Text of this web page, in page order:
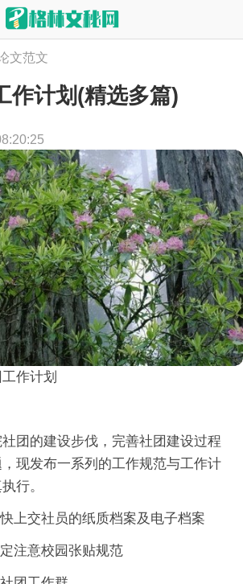
文范文
作计划(精选多篇)
作计划
团的建设步伐，完善社团建设过程
现发布一系列的工作规范与工作计
行。
上交社员的纸质档案及电子档案
注意校园张贴规范